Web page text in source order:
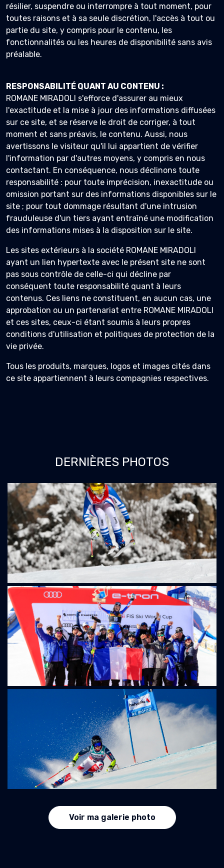
résilier, suspendre ou interrompre à tout moment, pour
toutes raisons et à sa seule discrétion, l'accès à tout ou
partie du site, y compris pour le contenu, les
fonctionnalités ou les heures de disponibilité sans avis
préalable.
RESPONSABILITÉ QUANT AU CONTENU :
ROMANE MIRADOLI s'efforce d'assurer au mieux
l'exactitude et la mise à jour des informations diffusées
sur ce site, et se réserve le droit de corriger, à tout
moment et sans préavis, le contenu. Aussi, nous
avertissons le visiteur qu'il lui appartient de vérifier
l'information par d'autres moyens, y compris en nous
contactant. En conséquence, nous déclinons toute
responsabilité : pour toute imprécision, inexactitude ou
omission portant sur des informations disponibles sur le
site ; pour tout dommage résultant d'une intrusion
frauduleuse d'un tiers ayant entraîné une modification
des informations mises à la disposition sur le site.
Les sites extérieurs à la société ROMANE MIRADOLI
ayant un lien hypertexte avec le présent site ne sont
pas sous contrôle de celle-ci qui décline par
conséquent toute responsabilité quant à leurs
contenus. Ces liens ne constituent, en aucun cas, une
approbation ou un partenariat entre ROMANE MIRADOLI
et ces sites, ceux-ci étant soumis à leurs propres
conditions d'utilisation et politiques de protection de la
vie privée.
Tous les produits, marques, logos et images cités dans
ce site appartiennent à leurs compagnies respectives.
DERNIÈRES PHOTOS
Voir ma galerie photo